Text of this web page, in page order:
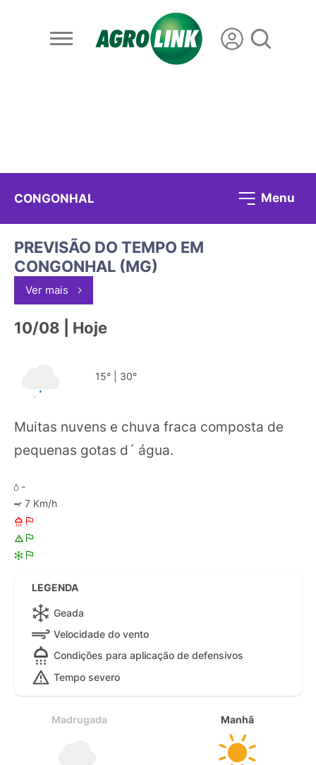
CONGONHAL Menu
PREVISÃO DO TEMPO EM
CONGONHAL (MG)
Ver mais
10/08 | Hoje
15° 30°
Muitas nuvens e chuva fraca composta de
pequenas gotas d´ água.
-
7 Km/h
LEGENDA
Geada
Velocidade do vento
Condições para aplicação de defensivos
Tempo severo
Madrugada Manhã